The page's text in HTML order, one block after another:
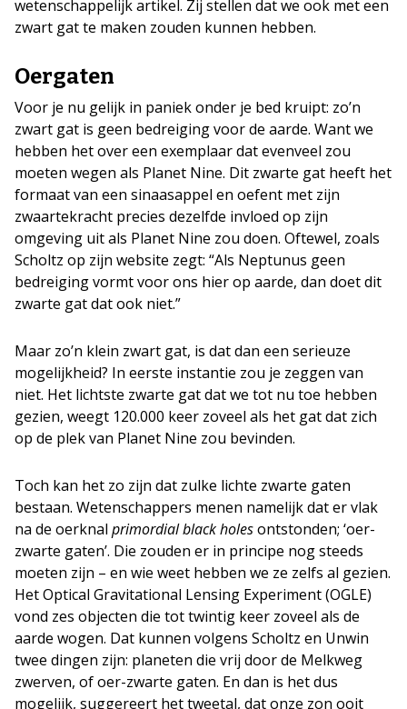
wetenschappelijk artikel. Zij stellen dat we ook met een
zwart gat te maken zouden kunnen hebben.
Oergaten
Voor je nu gelijk in paniek onder je bed kruipt: zo’n
zwart gat is geen bedreiging voor de aarde. Want we
hebben het over een exemplaar dat evenveel zou
moeten wegen als Planet Nine. Dit zwarte gat heeft het
formaat van een sinaasappel en oefent met zijn
zwaartekracht precies dezelfde invloed op zijn
omgeving uit als Planet Nine zou doen. Oftewel, zoals
Scholtz op zijn website zegt: “Als Neptunus geen
bedreiging vormt voor ons hier op aarde, dan doet dit
zwarte gat dat ook niet.”
Maar zo’n klein zwart gat, is dat dan een serieuze
mogelijkheid? In eerste instantie zou je zeggen van
niet. Het lichtste zwarte gat dat we tot nu toe hebben
gezien, weegt 120.000 keer zoveel als het gat dat zich
op de plek van Planet Nine zou bevinden.
Toch kan het zo zijn dat zulke lichte zwarte gaten
bestaan. Wetenschappers menen namelijk dat er vlak
na de oerknal primordial black holesontstonden; ‘oer-
zwarte gaten’. Die zouden er in principe nog steeds
moeten zijn – en wie weet hebben we ze zelfs al gezien.
Het Optical Gravitational Lensing Experiment (OGLE)
vond zes objecten die tot twintig keer zoveel als de
aarde wogen. Dat kunnen volgens Scholtz en Unwin
twee dingen zijn: planeten die vrij door de Melkweg
zwerven, of oer-zwarte gaten. En dan is het dus
mogelijk, suggereert het tweetal, dat onze zon ooit